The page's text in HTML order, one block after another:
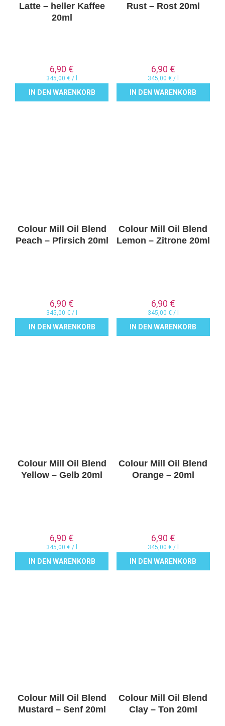
Latte – heller Kaffee
20ml
6,90 €
345,00€ /
IN DEN WARENKORB
Rust – Rost 20ml
6,90 €
345,00 €/
IN DEN WARENKORB
Colour Mill Oil Blend
Peach – Pfirsich 20ml
6,90 €
345,00€ /
IN DEN WARENKORB
Colour Mill Oil Blend
Lemon – Zitrone 20ml
6,90 €
345,00 €/
IN DEN WARENKORB
Colour Mill Oil Blend
Yellow – Gelb 20ml
6,90 €
345,00€ /
IN DEN WARENKORB
Colour Mill Oil Blend
Orange – 20ml
6,90 €
345,00 €/
IN DEN WARENKORB
Colour Mill Oil Blend
Mustard – Senf 20ml
Colour Mill Oil Blend
Clay – Ton 20ml